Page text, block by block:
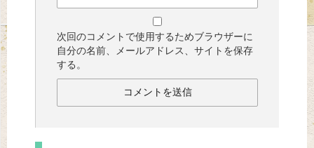
次回のコメントで使用するためブラウザーに
自分の名前、メールアドレス、サイトを保存
する。